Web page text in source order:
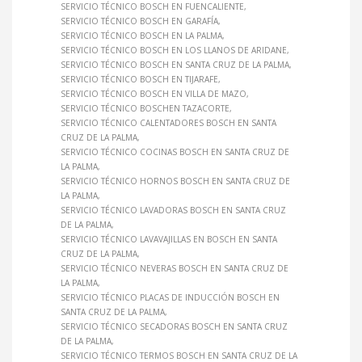
SERVICIO TÉCNICO BOSCH EN FUENCALIENTE
SERVICIO TÉCNICO BOSCH EN GARAFÍA
SERVICIO TÉCNICO BOSCH EN LA PALMA
SERVICIO TÉCNICO BOSCH EN LOS LLANOS DE ARIDANE
SERVICIO TÉCNICO BOSCH EN SANTA CRUZ DE LA PALMA
SERVICIO TÉCNICO BOSCH EN TIJARAFE
SERVICIO TÉCNICO BOSCH EN VILLA DE MAZO
SERVICIO TÉCNICO BOSCHEN TAZACORTE
SERVICIO TÉCNICO CALENTADORES BOSCH EN SANTA
CRUZ DE LA PALMA
SERVICIO TÉCNICO COCINAS BOSCH EN SANTA CRUZ DE
LA PALMA
SERVICIO TÉCNICO HORNOS BOSCH EN SANTA CRUZ DE
LA PALMA
SERVICIO TÉCNICO LAVADORAS BOSCH EN SANTA CRUZ
DE LA PALMA
SERVICIO TÉCNICO LAVAVAJILLAS EN BOSCH EN SANTA
CRUZ DE LA PALMA
SERVICIO TÉCNICO NEVERAS BOSCH EN SANTA CRUZ DE
LA PALMA
SERVICIO TÉCNICO PLACAS DE INDUCCIÓN BOSCH EN
SANTA CRUZ DE LA PALMA
SERVICIO TÉCNICO SECADORAS BOSCH EN SANTA CRUZ
DE LA PALMA
SERVICIO TÉCNICO TERMOS BOSCH EN SANTA CRUZ DE LA